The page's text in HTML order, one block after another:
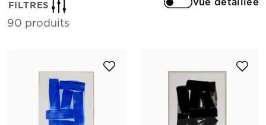
FILTRES
90 produits